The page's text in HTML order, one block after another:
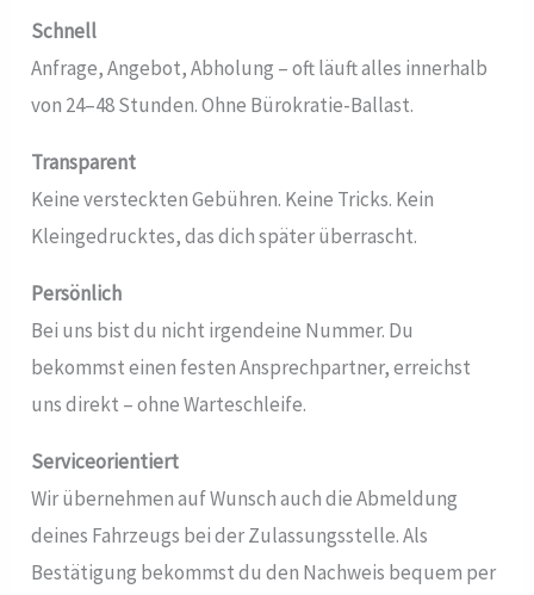
Schnell
Anfrage, Angebot, Abholung – oft läuft alles innerhalb
von 24–48 Stunden. Ohne Bürokratie-Ballast.
Transparent
Keine versteckten Gebühren. Keine Tricks. Kein
Kleingedrucktes, das dich später überrascht.
Persönlich
Bei uns bist du nicht irgendeine Nummer. Du
bekommst einen festen Ansprechpartner, erreichst
uns direkt – ohne Warteschleife.
Serviceorientiert
Wir übernehmen auf Wunsch auch die Abmeldung
deines Fahrzeugs bei der Zulassungsstelle. Als
Bestätigung bekommst du den Nachweis bequem per